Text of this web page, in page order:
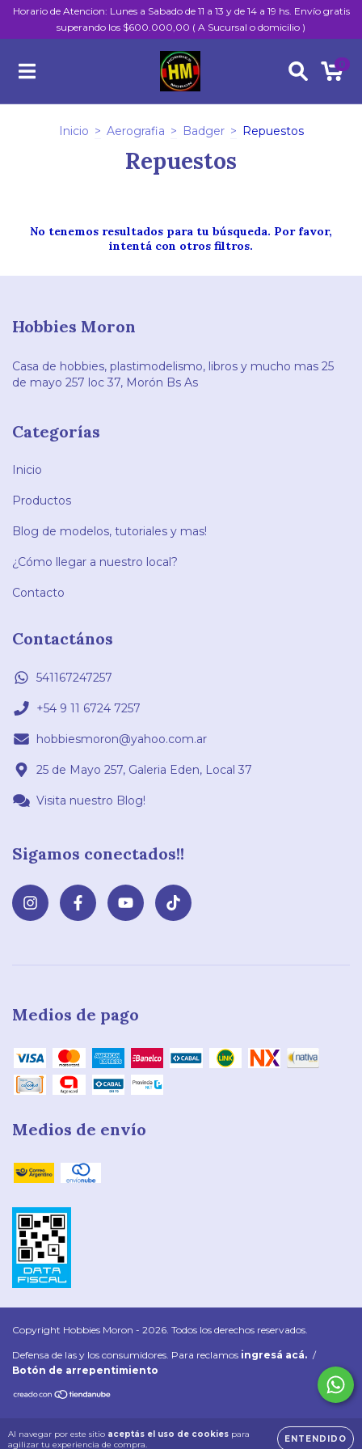
Horario de Atencion: Lunes a Sabado de 11 a 13 y de 14 a 19 hs. Envío gratis
superando los $600.000,00 ( A Sucursal o domicilio )
0
Al navegar por este sitio aceptás el uso de cookies para
agilizar tu experiencia de compra.
ENTENDIDO
Inicio > Aerografia > Badger > Repuestos
Repuestos
No tenemos resultados para tu búsqueda. Por favor,
intentá con otros filtros.
Hobbies Moron
Casa de hobbies, plastimodelismo, libros y mucho mas 25
de mayo 257 loc 37, Morón Bs As
Categorías
Inicio
Productos
Blog de modelos, tutoriales y mas!
¿Cómo llegar a nuestro local?
Contacto
Contactános
541167247257
+54 9 11 6724 7257
hobbiesmoron@yahoo.com.ar
25 de Mayo 257, Galeria Eden, Local 37
Visita nuestro Blog!
Sigamos conectados!!
Medios de pago
Medios de envío
Copyright Hobbies Moron - 2026. Todos los derechos reservados.
Defensa de las y los consumidores. Para reclamos ingresá acá. /
Botón de arrepentimiento